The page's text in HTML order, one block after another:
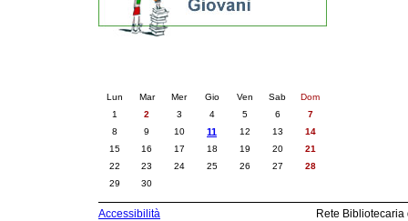
Lun Mar Mer Gio Ven Sab
Dom
1
2 3 4 5 6
7
8
9 10 11 12 13
14
15
16 17 18 19 20
21
22
23 24 25 26 27
28
29
30
Accessibilità
Rete